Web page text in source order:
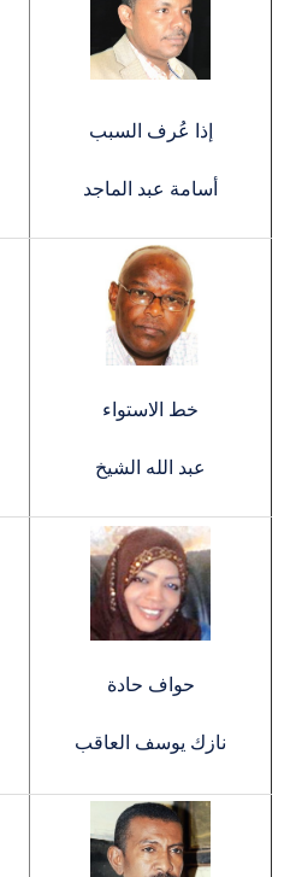
إذا عُرف السبب
أسامة عبد الماجد
خط الاستواء
عبد الله الشيخ
حواف حادة
نازك يوسف العاقب